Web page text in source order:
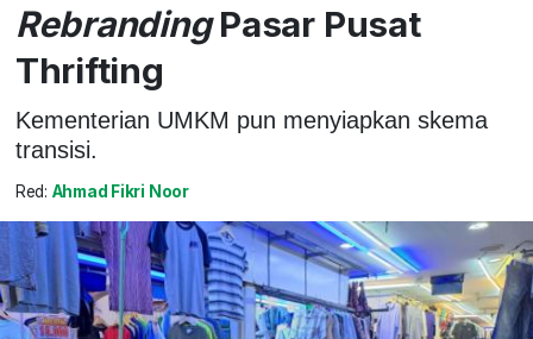
RebrandingPasar Pusat
Thrifting
Kementerian UMKM pun menyiapkan skema
transisi.
Red: Ahmad Fikri Noor